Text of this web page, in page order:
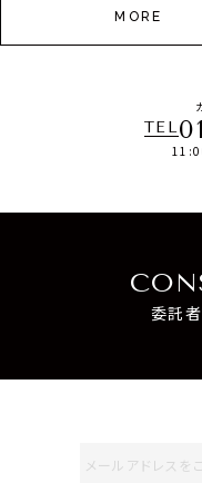
MORE
TEL
委託